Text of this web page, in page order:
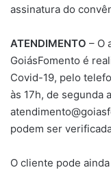
assinatura do
ATENDIMENTO – O
GoiásFomento é
Covid-19, pelo
às 17h, de segunda
podem ser
O cliente pode